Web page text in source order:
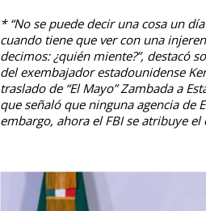
* “No se puede decir una cosa un
cuando tiene que ver con una
decimos: ¿quién miente?”, destacó
del exembajador estadounidense
traslado de “El Mayo” Zambada a
que señaló que ninguna agencia de
embargo, ahora el FBI se atribuye el